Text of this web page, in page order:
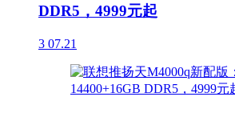
DDR5，4999元起
3 07.21